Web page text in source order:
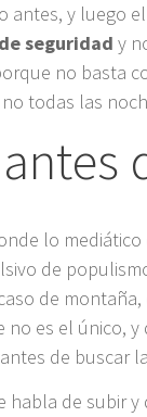
antes, y luego
seguridad y
no basta
todas las
lo
de
de
no es el único,
de buscar
habla de subir